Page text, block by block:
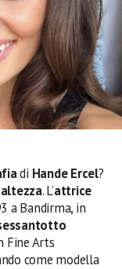
di Hande Ercel?
altezza. L’attrice
a Bandirma, in
Fine Arts
come modella